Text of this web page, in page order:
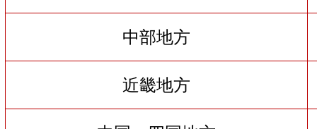
中部地方
近畿地方